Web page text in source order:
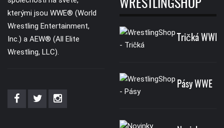
kterými jsou WWE® (World
Wrestling Entertainment,
Inc.) a AEW® (All Elite
Wrestling, LLC).
WRESTLINGSHOP
Tričká WWE
Pásy WWE